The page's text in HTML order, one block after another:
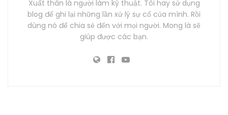
Xuất thân là người làm kỹ thuật. Tôi hay sử dụng
blog để ghi lại những lần xử lý sự cố của mình. Rồi
dùng nó để chia sẻ đến với mọi người. Mong là sẽ
giúp được các bạn.